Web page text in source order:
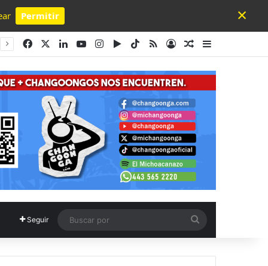
Permitir
Powered by SendPulse
×
FacebookLinkedInYouTubeInstagram
Google Play
TikTok
RSSAccesoPublicación al
Barra lateral
Seguir
por